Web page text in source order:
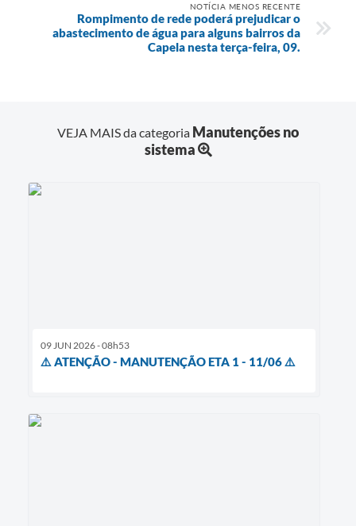
NOTÍCIA MENOS RECENTE
Rompimento de rede poderá prejudicar o
abastecimento de água para alguns bairros da
Capela nesta terça-feira, 09.
VEJA MAIS da categoria Manutenções no
sistema
09 JUN 2026 - 08h53
⚠️ ATENÇÃO - MANUTENÇÃO ETA 1 - 11/06 ⚠️